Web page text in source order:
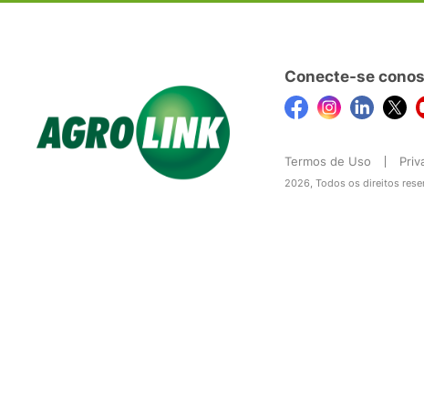
Conecte-se
Termos de Uso
2026, Todos os direitos